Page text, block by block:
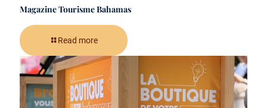
Magazine Tourisme Bahamas
Read more